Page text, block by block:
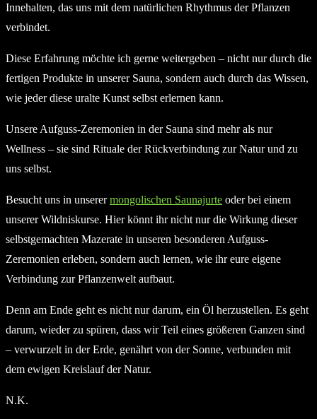
Innehalten, das uns mit dem natürlichen Rhythmus der Pflanzen
verbindet.
Diese Erfahrung möchte ich gerne weitergeben – nicht nur durch die
fertigen Produkte in unserer Sauna, sondern auch durch das Wissen,
wie jeder diese uralte Kunst selbst erlernen kann.
Unsere Aufguss-Zeremonien in der Sauna sind mehr als nur
Wellness – sie sind Rituale der Rückverbindung zur Natur und zu
uns selbst.
Besucht uns in unserermongolischen Saunajurte oder bei einem
unserer Wildniskurse. Hier könnt ihr nicht nur die Wirkung dieser
selbstgemachten Mazerate in unseren besonderen Aufguss-
Zeremonien erleben, sondern auch lernen, wie ihr eure eigene
Verbindung zur Pflanzenwelt aufbaut.
Denn am Ende geht es nicht nur darum, ein Öl herzustellen. Es geht
darum, wieder zu spüren, dass wir Teil eines größeren Ganzen sind
– verwurzelt in der Erde, genährt von der Sonne, verbunden mit
dem ewigen Kreislauf der Natur.
N.K.